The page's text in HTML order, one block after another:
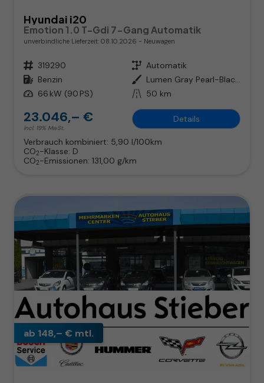
Hyundai i20
Emotion 1.0 T-Gdi 7-Gang Automatik
unverbindliche Lieferzeit: 08.10.2026 Neuwagen
Fahrzeugnr. 319290 Getriebe Automatik
Kraftstoff Benzin Außenfarbe
Lumen Gray Pearl-Black Roof
Leistung 66 kW (90 PS) Kilometerstand 50 km
23.046,– €
incl. 19% MwSt.
Details
Verbrauch kombiniert: 5,90 l/100km
CO2-Klasse: D
CO2-Emissionen: 131,00 g/km
ab 148,– € mtl.